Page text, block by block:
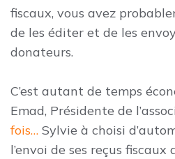
fiscaux, vous avez
de les éditer et de les
donateurs.
C’est autant de temps
Emad, Présidente de
fois… Sylvie à choisi
l’envoi de ses reçus fiscaux